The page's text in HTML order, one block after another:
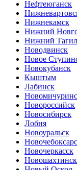
Нефтеюганск
Нижнекамск
Нижний
Нижний Тагил
Новодвинск
Новое
Новокубанск
Кыштым
Лабинск
Новороссийск
Новосибирск
Лобня
Новоуральск
Новочеркасск
Новошахтинск